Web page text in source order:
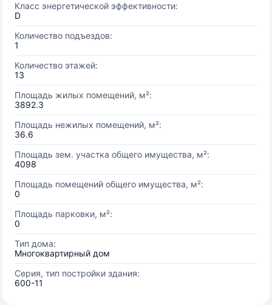
Класс энергетической эффективности:
D
Количество подъездов:
1
Количество этажей:
13
Площадь жилых помещений, м²:
3892.3
Площадь нежилых помещений, м²:
36.6
Площадь зем. участка общего имущества, м²:
4098
Площадь помещений общего имущества, м²:
0
Площадь парковки, м²:
0
Тип дома:
Многоквартирный дом
Серия, тип постройки здания:
600-11